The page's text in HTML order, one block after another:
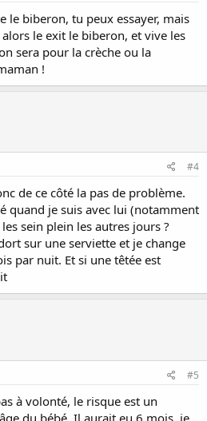
le biberon, tu peux essayer, mais
le exit le biberon, et vive les
sera pour la crèche ou la
!
#4
de ce côté la pas de problème.
quand je suis avec lui (notamment
sein plein les autres jours ?
sur une serviette et je change
par nuit. Et si une têtée est
#5
à volonté, le risque est un
du bébé. Il aurait eu 6 mois, je